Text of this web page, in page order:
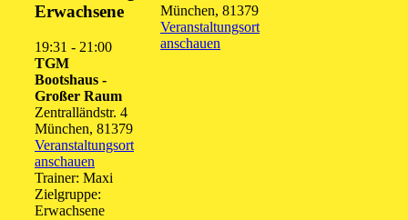
Erwachsene
19:31 - 21:00
TGM
Bootshaus -
Großer Raum
Zentralländstr. 4
München, 81379
Veranstaltungsort
anschauen
Trainer: Maxi
Zielgruppe:
Erwachsene
München, 81379
Veranstaltungsort
anschauen